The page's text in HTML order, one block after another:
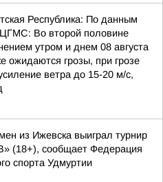
Республика: По данным
ЦГМС: Во второй половине
утром и днем 08 августа
ожидаются грозы, при грозе
ветра до 15-20 м/с,
из Ижевска выиграл турнир
(18+), сообщает Федерация
спорта Удмуртии